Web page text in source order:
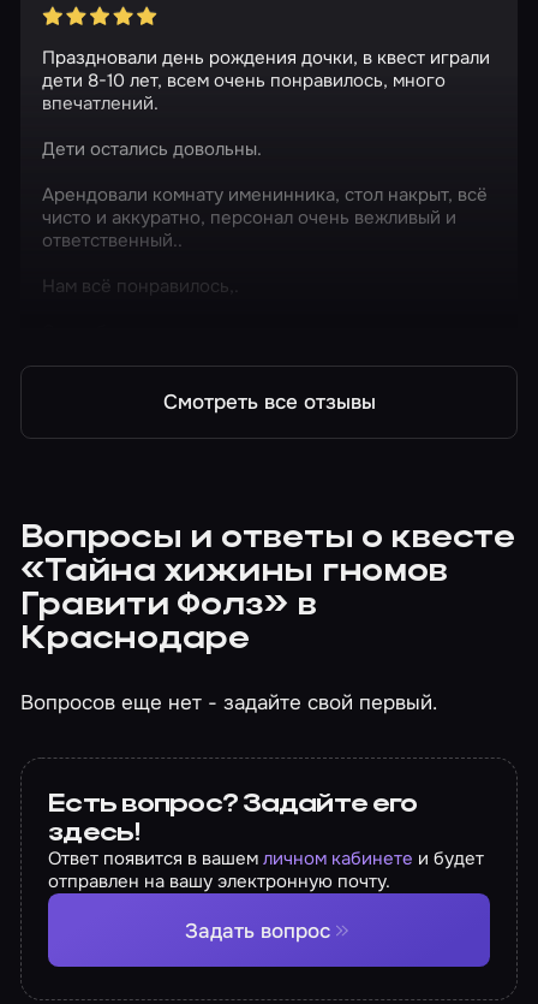
Праздновали день рождения дочки, в квест играли
дети 8-10 лет, всем очень понравилось, много
впечатлений.
Дети остались довольны.
Арендовали комнату именинника, стол накрыт, всё
чисто и аккуратно, персонал очень вежливый и
ответственный..
Нам всё понравилось,.
Смотреть все отзывы
Вопросы и ответы о квесте
«Тайна хижины гномов
Гравити Фолз» в
Краснодаре
Вопросов еще нет - задайте свой первый.
Есть вопрос? Задайте его
здесь!
Ответ появится в вашемличном кабинете и будет
отправлен на вашу электронную почту.
Задать вопрос